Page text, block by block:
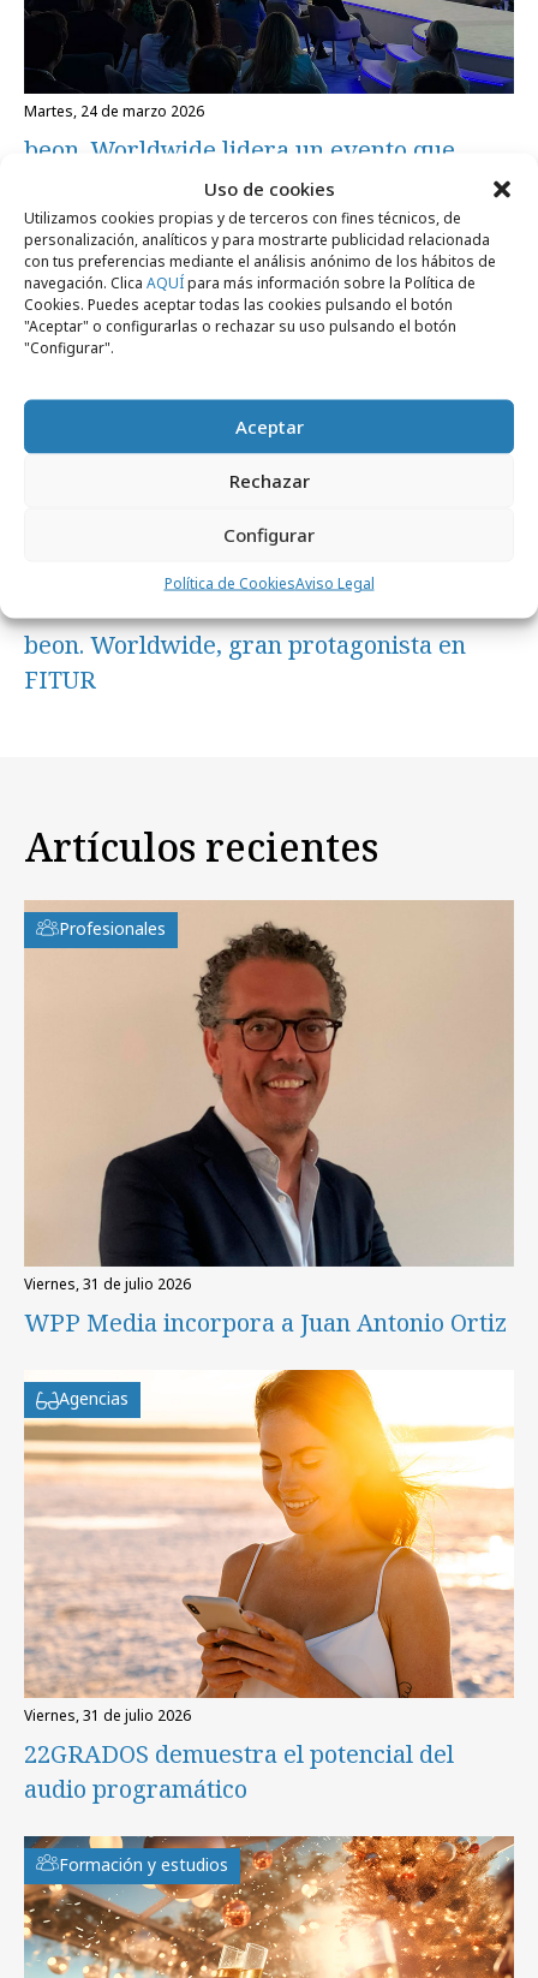
Uso de cookies
Utilizamos cookies propias y de terceros con fines técnicos, de
personalización, analíticos y para mostrarte publicidad relacionada
con tus preferencias mediante el análisis anónimo de los hábitos de
navegación. Clica AQUÍpara más información sobre la Política de
Cookies. Puedes aceptar todas las cookies pulsando el botón
"Aceptar" o configurarlas o rechazar su uso pulsando el botón
"Configurar".
Aceptar
Rechazar
Configurar
Política de CookiesAviso Legal
martes, 24 de marzo 2026
beon. Worldwide lidera un evento que
redefine la comunicación corporativa
global
Empresas y Negocios
beon. Worldwide, gran protagonista en
FITUR
Artículos recientes
Profesionales
viernes, 31 de julio 2026
WPP Media incorpora a Juan Antonio Ortiz
Agencias
viernes, 31 de julio 2026
22GRADOS demuestra el potencial del
audio programático
Formación y estudios